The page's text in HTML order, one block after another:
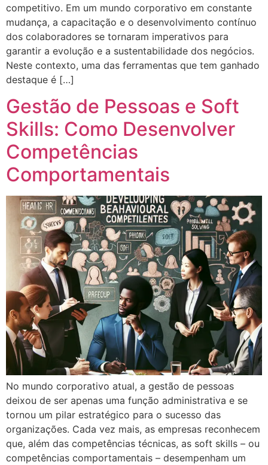
competitivo. Em um mundo corporativo em constante
mudança, a capacitação e o desenvolvimento contínuo
dos colaboradores se tornaram imperativos para
garantir a evolução e a sustentabilidade dos negócios.
Neste contexto, uma das ferramentas que tem ganhado
destaque é […]
Gestão de Pessoas e Soft
Skills: Como Desenvolver
Competências
Comportamentais
No mundo corporativo atual, a gestão de pessoas
deixou de ser apenas uma função administrativa e se
tornou um pilar estratégico para o sucesso das
organizações. Cada vez mais, as empresas reconhecem
que, além das competências técnicas, as soft skills – ou
competências comportamentais – desempenham um